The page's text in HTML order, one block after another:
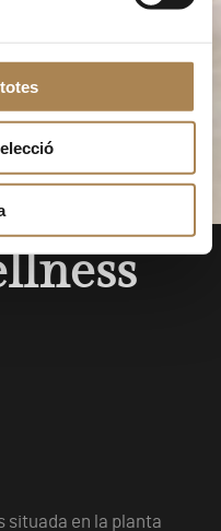
situada en la planta